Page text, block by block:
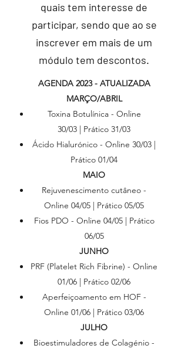
quais tem interesse de
participar, sendo que ao se
inscrever em mais de um
módulo tem descontos.
AGENDA 2023 - ATUALIZADA
MARÇO/ABRIL
Toxina Botulínica - Online
30/03 | Prático 31/03
Ácido Hialurónico - Online 30/03 |
Prático 01/04
MAIO
Rejuvenescimento cutâneo -
Online 04/05 | Prático 05/05
Fios PDO - Online 04/05 | Prático
06/05
JUNHO
PRF (Platelet Rich Fibrine) - Online
01/06 | Prático 02/06
Aperfeiçoamento em HOF -
Online 01/06 | Prático 03/06
JULHO
Bioestimuladores de Colagénio -